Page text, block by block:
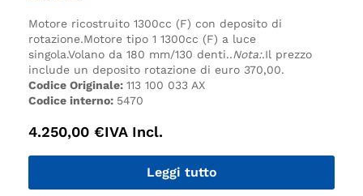
Motore ricostruito 1300cc (F) con deposito di
rotazione.Motore tipo 1 1300cc (F) a luce
singola.Volano da 180 mm/130 denti..Nota:.Il prezzo
include un deposito rotazione di euro 370,00.
Codice Originale: 113 100 033 AX
Codice interno: 5470
4.250,00 €IVA Incl.
Leggi tutto